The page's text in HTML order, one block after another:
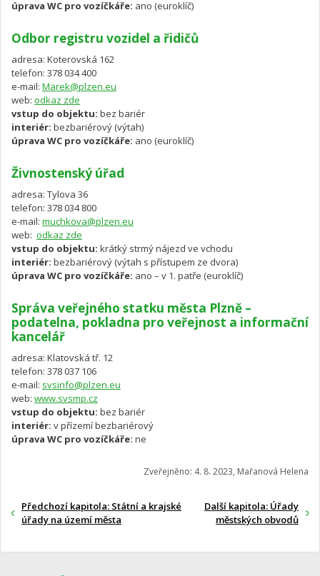
úprava WC pro vozíčkáře: ano (euroklíč)
Odbor registru vozidel a řidičů
adresa: Koterovská 162
telefon: 378 034 400
e-mail: Marek@plzen.eu
web: odkaz zde
vstup do objektu: bez bariér
interiér: bezbariérový (výtah)
úprava WC pro vozíčkáře: ano (euroklíč)
Živnostenský úřad
adresa: Tylova 36
telefon: 378 034 800
e-mail: muchkova@plzen.eu
web: odkaz zde
vstup do objektu: krátký strmý nájezd ve vchodu
interiér: bezbariérový (výtah s přístupem ze dvora)
úprava WC pro vozíčkáře: ano – v 1. patře (euroklíč)
Správa veřejného statku města Plzně –
podatelna, pokladna pro veřejnost a informační
kancelář
adresa: Klatovská tř. 12
telefon: 378 037 106
e-mail: svsinfo@plzen.eu
web: www.svsmp.cz
vstup do objektu: bez bariér
interiér: v přízemí bezbariérový
úprava WC pro vozíčkáře: ne
Zveřejněno: 4. 8. 2023, Mařanová Helena
Předchozí kapitola: Státní a krajské
úřady na území města
Další kapitola: Úřady
městských obvodů